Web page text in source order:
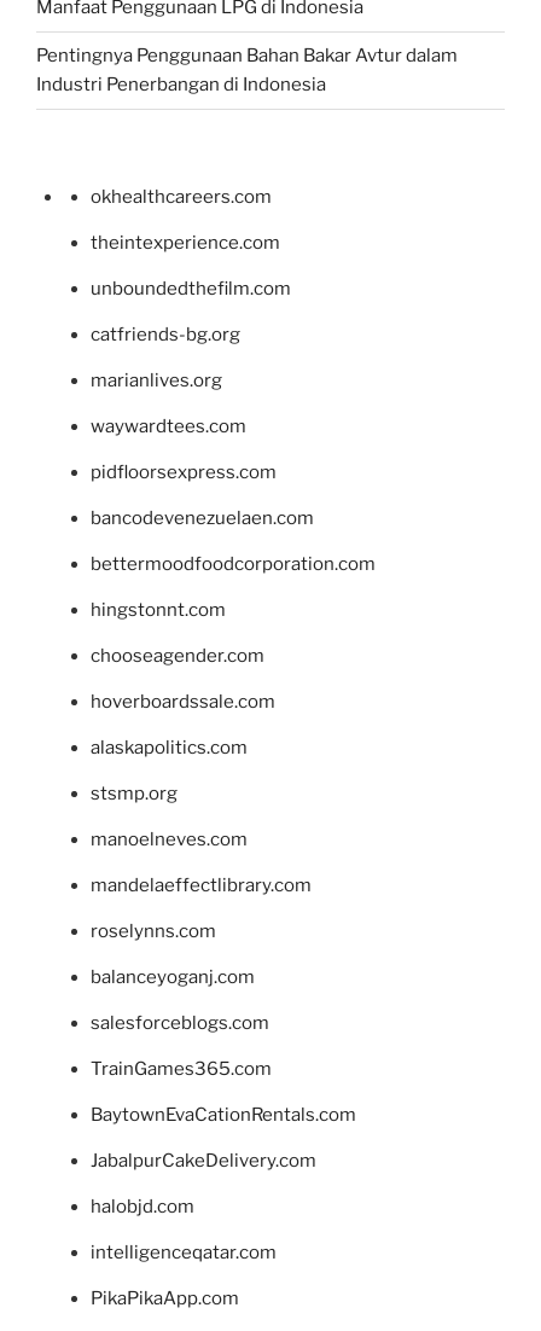
Manfaat Penggunaan LPG di Indonesia
Pentingnya Penggunaan Bahan Bakar Avtur dalam
Industri Penerbangan di Indonesia
okhealthcareers.com
theintexperience.com
unboundedthefilm.com
catfriends-bg.org
marianlives.org
waywardtees.com
pidfloorsexpress.com
bancodevenezuelaen.com
bettermoodfoodcorporation.com
hingstonnt.com
chooseagender.com
hoverboardssale.com
alaskapolitics.com
stsmp.org
manoelneves.com
mandelaeffectlibrary.com
roselynns.com
balanceyoganj.com
salesforceblogs.com
TrainGames365.com
BaytownEvaCationRentals.com
JabalpurCakeDelivery.com
halobjd.com
intelligenceqatar.com
PikaPikaApp.com